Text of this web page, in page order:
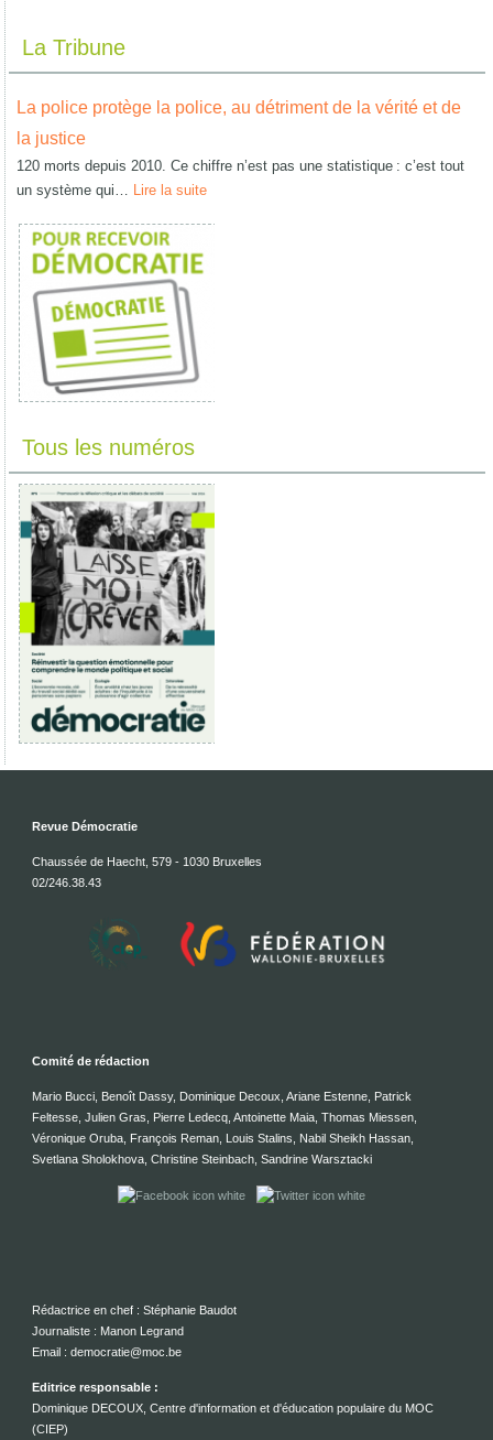
La Tribune
La police protège la police, au détriment de la vérité et de
la justice
120 morts depuis 2010. Ce chiffre n’est pas une statistique : c’est tout
un système qui… Lire la suite
Tous les numéros
Revue Démocratie
Chaussée de Haecht, 579 - 1030 Bruxelles
02/246.38.43
Comité de rédaction
Mario Bucci, Benoît Dassy, Dominique Decoux, Ariane Estenne, Patrick
Feltesse, Julien Gras, Pierre Ledecq, Antoinette Maia, Thomas Miessen,
Véronique Oruba, François Reman, Louis Stalins, Nabil Sheikh Hassan,
Svetlana Sholokhova, Christine Steinbach, Sandrine Warsztacki
Rédactrice en chef : Stéphanie Baudot
Journaliste : Manon Legrand
Email : democratie@moc.be
Editrice responsable :
Dominique DECOUX, Centre d'information et d'éducation populaire du MOC
(CIEP)